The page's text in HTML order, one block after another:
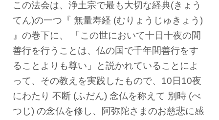
この法会は、浄土宗で最も大切な経典(きょう
てん)の一つ『 無量寿経 (むりょうじゅきょう)
』の巻下に、 「この世において十日十夜の間
善行を行うことは、仏の国で千年間善行をす
ることよりも尊い」と説かれていることによ
って、その教えを実践したもので、10日10夜
にわたり 不断 (ふだん) 念仏を称えて 別時 (べ
つじ) の念仏を修し、阿弥陀さまのお慈悲に感